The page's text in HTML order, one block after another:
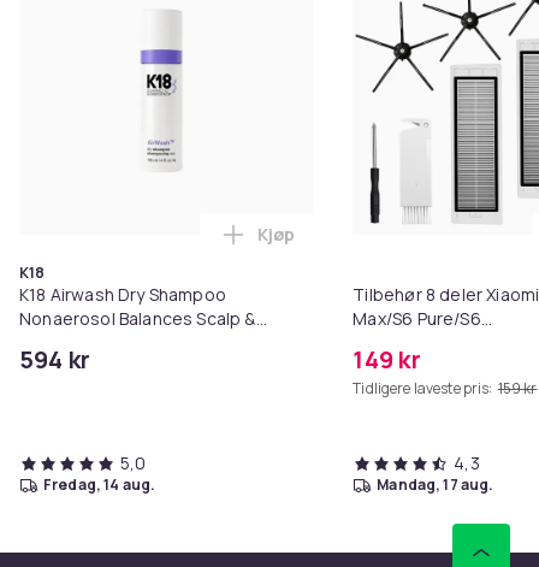
K18
K18 Airwash Dry Shampoo
Nonaerosol Balances Scalp &
594 kr
Legg K18 Airwash Dry
Kjøp
5,0
fredag, 14 aug.
Tilbehør 8 deler
Max/S6 Pure/S6
149 kr
Tidligere laveste pris: 159 kr
4,3
mandag, 17 aug.